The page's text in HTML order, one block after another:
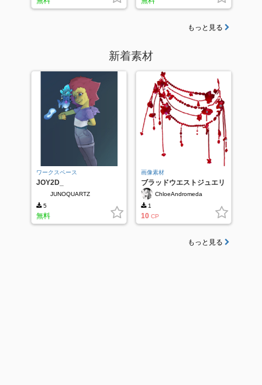
もっと見る
新着素材
ワークスペース
JOY2D_
JUNOQUARTZ
5
無料
画像素材
ブラッドウエストジュエリ
ー
ChloeAndromeda
1
10 CP
もっと見る